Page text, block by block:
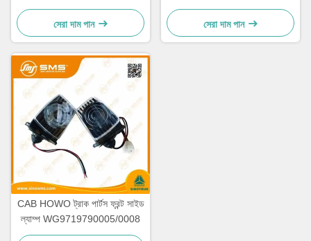
যন্ত্রাংশ
সেরা দাম পান
HW19712
সেরা দাম পান
CAB HOWO ট্রাক পার্টস ফ্রন্ট সাইড
ল্যাম্প WG9719790005/0008